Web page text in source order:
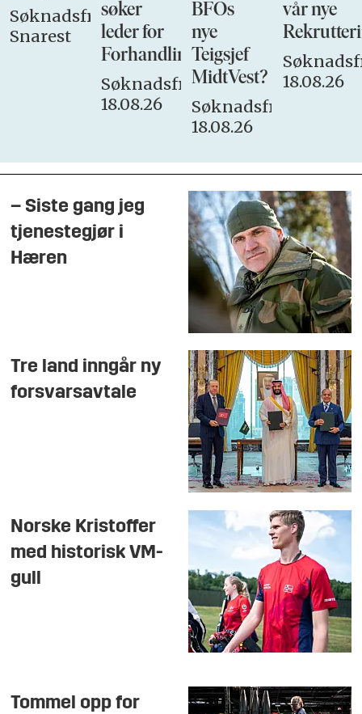
Søknadsfrist:
Snarest
søker
leder for
Forhandlingsutvalget
Søknadsfrist:
18.08.26
BFOs
nye
Teigsjef
MidtVest?
Søknadsfrist:
18.08.26
vår nye
18.08.26
– Siste gang jeg
tjenestegjør i
Hæren
Tre land inngår ny
forsvarsavtale
Norske Kristoffer
med historisk VM-
gull
Tommel opp for